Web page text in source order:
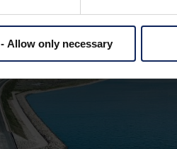
Allow only necessary